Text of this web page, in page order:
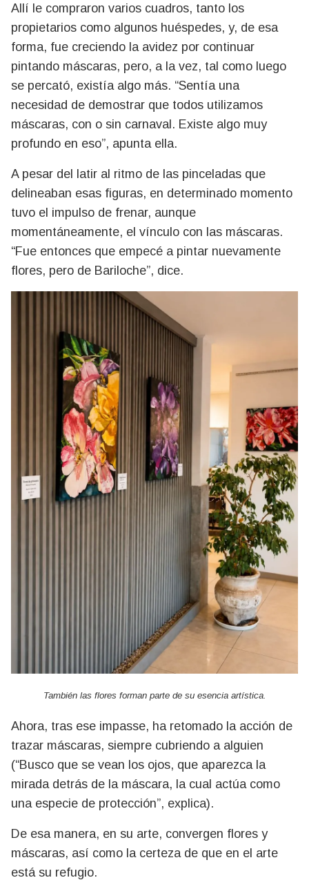
Allí le compraron varios cuadros, tanto los
propietarios como algunos huéspedes, y, de esa
forma, fue creciendo la avidez por continuar
pintando máscaras, pero, a la vez, tal como luego
se percató, existía algo más. “Sentía una
necesidad de demostrar que todos utilizamos
máscaras, con o sin carnaval. Existe algo muy
profundo en eso”, apunta ella.
A pesar del latir al ritmo de las pinceladas que
delineaban esas figuras, en determinado momento
tuvo el impulso de frenar, aunque
momentáneamente, el vínculo con las máscaras.
“Fue entonces que empecé a pintar nuevamente
flores, pero de Bariloche”, dice.
También las flores forman parte de su esencia artística.
Ahora, tras ese impasse, ha retomado la acción de
trazar máscaras, siempre cubriendo a alguien
(“Busco que se vean los ojos, que aparezca la
mirada detrás de la máscara, la cual actúa como
una especie de protección”, explica).
De esa manera, en su arte, convergen flores y
máscaras, así como la certeza de que en el arte
está su refugio.